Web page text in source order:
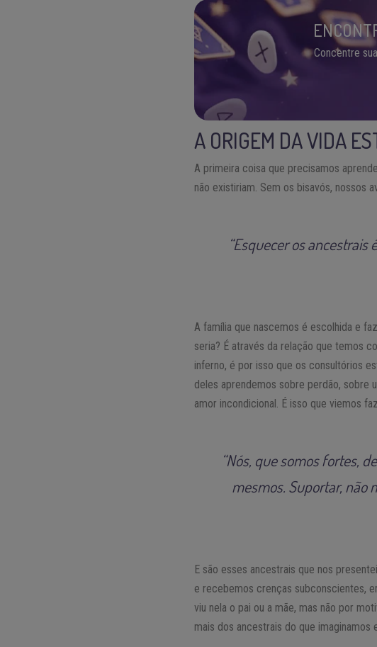
Concentre
A ORIGEM DA VIDA
A primeira coisa que precisamos
não existiriam. Sem os bisavós, nossos
“Esquecer os
A família que nascemos é escolhida e
seria? É através da relação que temos
inferno, é por isso que os consultórios
deles aprendemos sobre perdão, sobre
amor incondicional. É isso que viemos
“Nós, que somos fortes,
mesmos. Suportar, não
E são esses ancestrais que nos
e recebemos crenças subconscientes,
viu nela o pai ou a mãe, mas não por
mais dos ancestrais do que imaginamos